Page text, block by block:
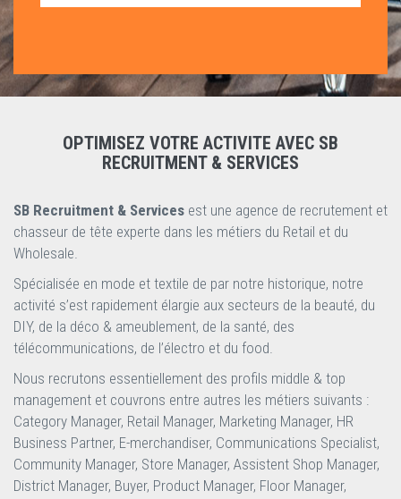
OPTIMISEZ VOTRE ACTIVITE AVEC SB
RECRUITMENT & SERVICES
SB Recruitment & Services est une agence de recrutement et
chasseur de tête experte dans les métiers du Retail et du
Wholesale.
Spécialisée en mode et textile de par notre historique, notre
activité s’est rapidement élargie aux secteurs de la beauté, du
DIY, de la déco & ameublement, de la santé, des
télécommunications, de l’électro et du food.
Nous recrutons essentiellement des profils middle & top
management et couvrons entre autres les métiers suivants :
Category Manager, Retail Manager, Marketing Manager, HR
Business Partner, E-merchandiser, Communications Specialist,
Community Manager, Store Manager, Assistent Shop Manager,
District Manager, Buyer, Product Manager, Floor Manager,